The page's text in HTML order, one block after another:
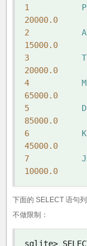
1
20000.0
2
15000.0
3
20000.0
4
65000.0
5
85000.0
6
45000.0
7
10000.0
下面的 SELECT 语句
不做限制：
sqlite>